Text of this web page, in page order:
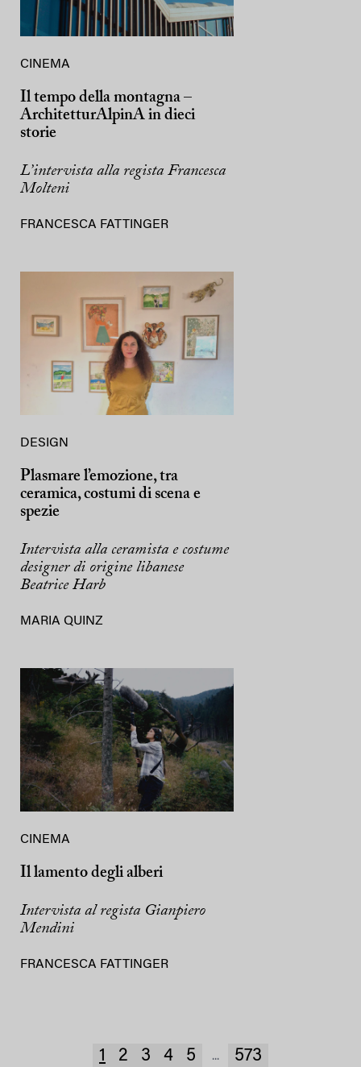
CINEMA
Il tempo della montagna –
ArchitetturAlpinA in dieci
storie
L’intervista alla regista Francesca
Molteni
FRANCESCA FATTINGER
DESIGN
Plasmare l’emozione, tra
ceramica, costumi di scena e
spezie
Intervista alla ceramista e costume
designer di origine libanese
Beatrice Harb
MARIA QUINZ
CINEMA
Il lamento degli alberi
Intervista al regista Gianpiero
Mendini
FRANCESCA FATTINGER
1 2 3 4 5 ... 573